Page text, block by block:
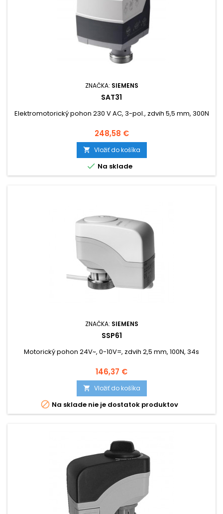
ZNAČKA: SIEMENS
SAT31
Elektromotorický pohon 230 V AC, 3-pol., zdvih 5,5 mm, 300N
Cena
248,58 €
 Vložiť do košíka
 Na sklade
ZNAČKA: SIEMENS
SSP61
Motorický pohon 24V~, 0-10V=, zdvih 2,5 mm, 100N, 34s
Cena
146,37 €
 Vložiť do košíka
 Na sklade nie je dostatok produktov